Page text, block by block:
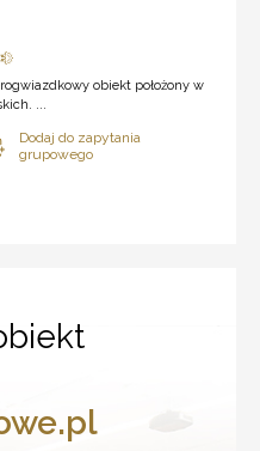
obiekt położony w
...